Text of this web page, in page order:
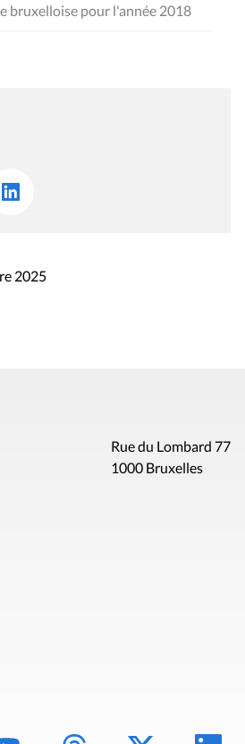
bruxelloise pour l'année 2018
2025
Rue du Lombard 77
1000 Bruxelles